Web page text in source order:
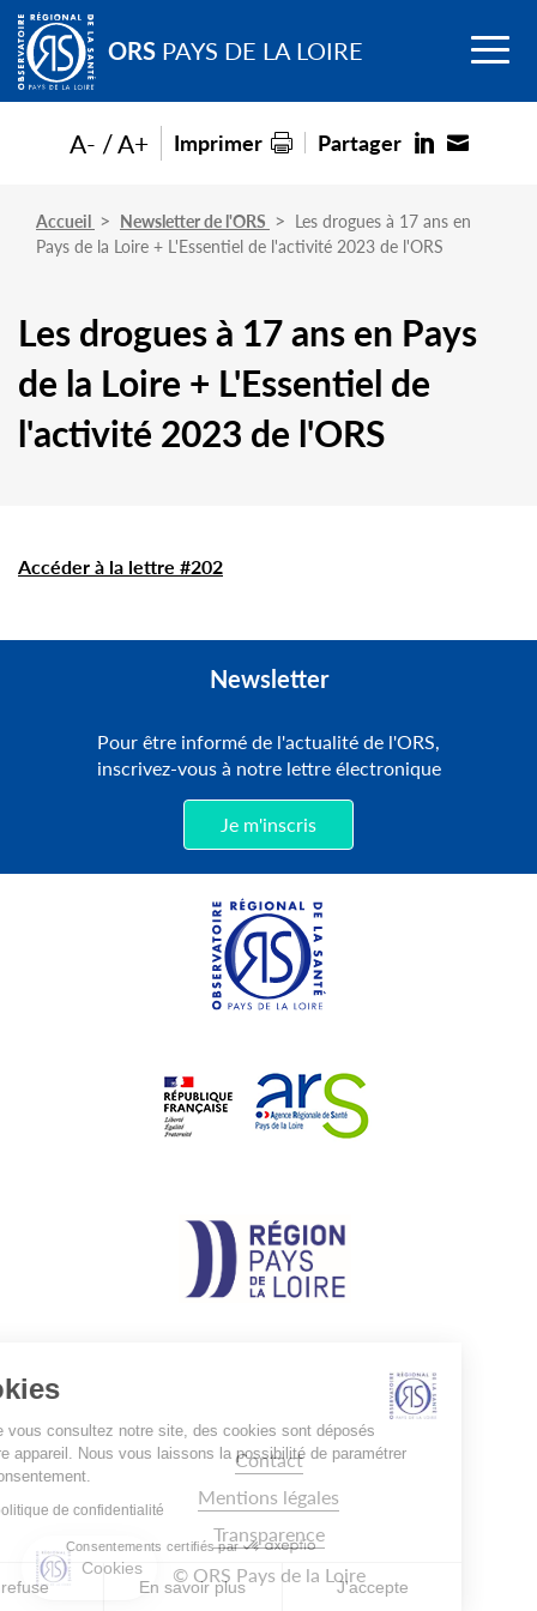
Go to
main
content ORS PAYS DE LA LOIRE Menu
Accueil Newsletter de l'ORS
Les drogues à 17 ans en
Pays de la Loire + L'Essentiel de l'activité 2023 de l'ORS
Les drogues à 17 ans en Pays
de la Loire + L'Essentiel de
l'activité 2023 de l'ORS
A- A+ Imprimer Partager
Accéder à la lettre #202
Newsletter
Pour être informé de l'actualité de l'ORS,
inscrivez-vous à notre lettre électronique
Je m'inscris
Pied
de
Contact
Mentions légales
Transparence
© ORS Pays de la Loire
Cookies
Lorsque vous consultez notre site, des cookies sont déposés
sur votre appareil. Nous vous laissons la possibilité de paramétrer
votre consentement.
Lire la politique de confidentialité
Consentements certifiés par
Je refuse En savoir plus J'accepte
Cookies